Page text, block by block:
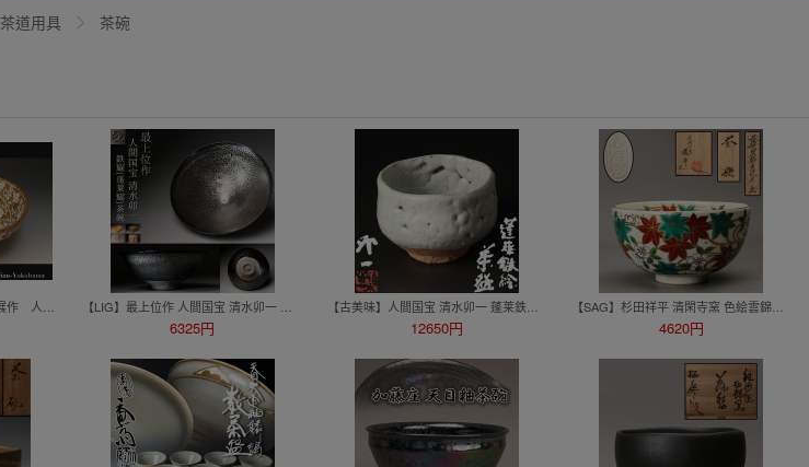
茶道用具 茶碗
6325円
【古美味】人間国宝 清水卯一 蓬莱鉄絵茶碗 茶道具 保証品 P4Do
12650円
【SAG】杉田祥平 清閑寺窯 色絵雲錦金流水ノ画 茶碗 共箱 共布 栞 茶道具 本物保証
4620円